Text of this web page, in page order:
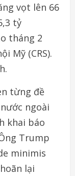
vọt lên 66
tỷ
tháng 2
Mỹ (CRS).
.
từng đề
nước ngoài
khai báo
Trump
minimis
lại